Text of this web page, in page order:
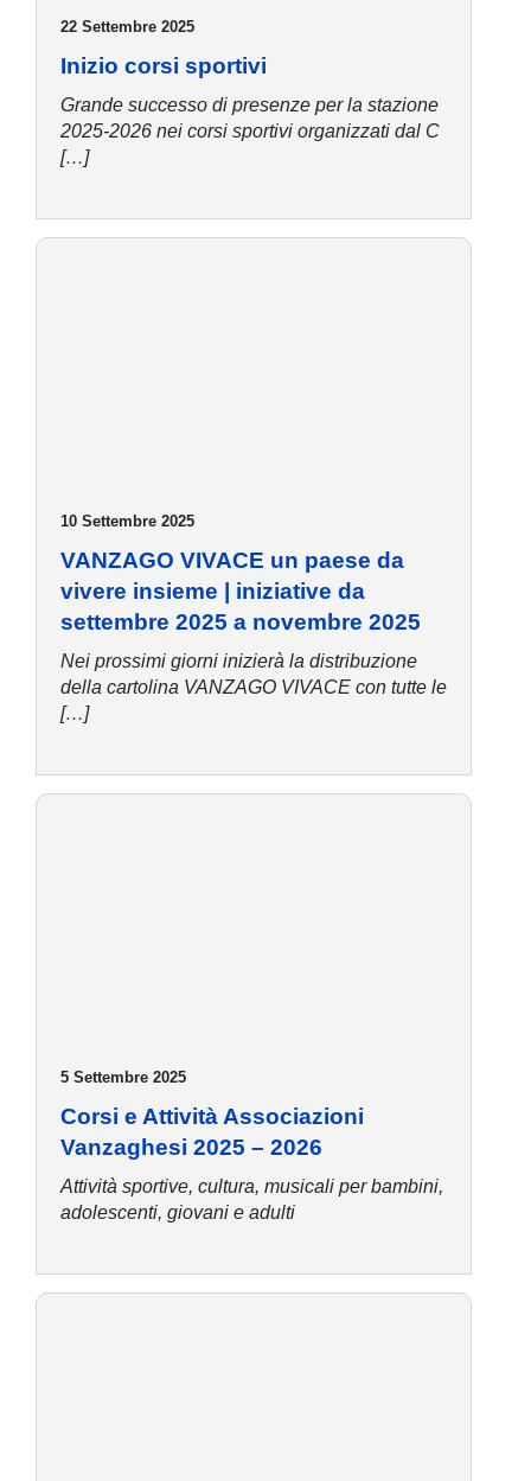
22 Settembre 2025
Inizio corsi sportivi
Grande successo di presenze per la stazione
2025-2026 nei corsi sportivi organizzati dal C
[…]
10 Settembre 2025
VANZAGO VIVACE un paese da
vivere insieme | iniziative da
settembre 2025 a novembre 2025
Nei prossimi giorni inizierà la distribuzione
della cartolina VANZAGO VIVACE con tutte le
[…]
5 Settembre 2025
Corsi e Attività Associazioni
Vanzaghesi 2025 – 2026
Attività sportive, cultura, musicali per bambini,
adolescenti, giovani e adulti